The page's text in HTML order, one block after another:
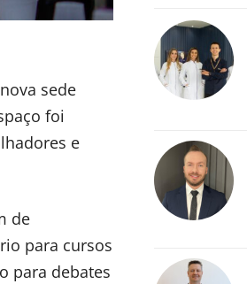
sede
foi
e
de
para cursos
para debates